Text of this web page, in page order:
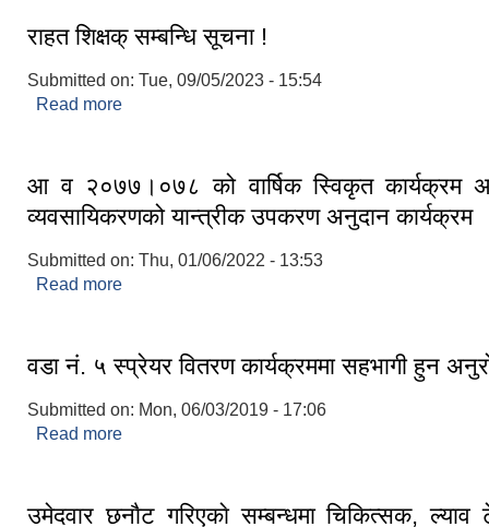
राहत शिक्षक् सम्बन्धि सूचना !
Submitted on: Tue, 09/05/2023 - 15:54
Read more
आ व २०७७।०७८ को वार्षिक स्विकृत कार्यक्रम
व्यवसायिकरणको यान्त्रीक उपकरण अनुदान कार्यक्रम
Submitted on: Thu, 01/06/2022 - 13:53
Read more
वडा नं. ५ स्प्रेयर वितरण कार्यक्रममा सहभागी हुन
Submitted on: Mon, 06/03/2019 - 17:06
Read more
उमेदवार छनाैट गरिएकाे सम्बन्धमा चिकित्सक, ल्याव